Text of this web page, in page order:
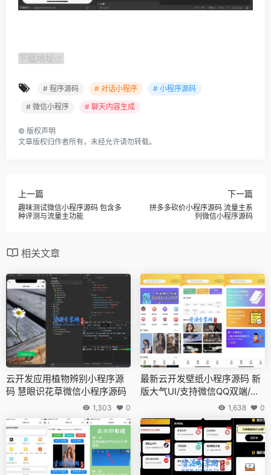
下载地址
# 程序源码 # 对话小程序
# 小程序源码
# 微信小程序
# 聊天内容生成
© 版权声明
文章版权归作者所有，未经允许请勿转载。
上一篇
趣味测试微信小程序源码 包含多
种评测与流量主功能
下一篇
拼多多砍价小程序源码 流量主系
列微信小程序源码
相关文章
云开发应用植物辨别小程序源
码 慧眼识花草微信小程序源码
1,303 0
最新云开发壁纸小程序源码 新
版大气UI/支持微信QQ双端/支
1,638 0